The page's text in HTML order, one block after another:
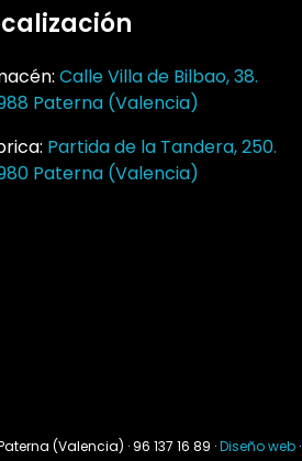
Calle Villa de Bilbao, 38.
Paterna (Valencia)
Partida de la Tandera, 250.
Paterna (Valencia)
(Valencia) · 96 137 16 89 ·Diseño web ·